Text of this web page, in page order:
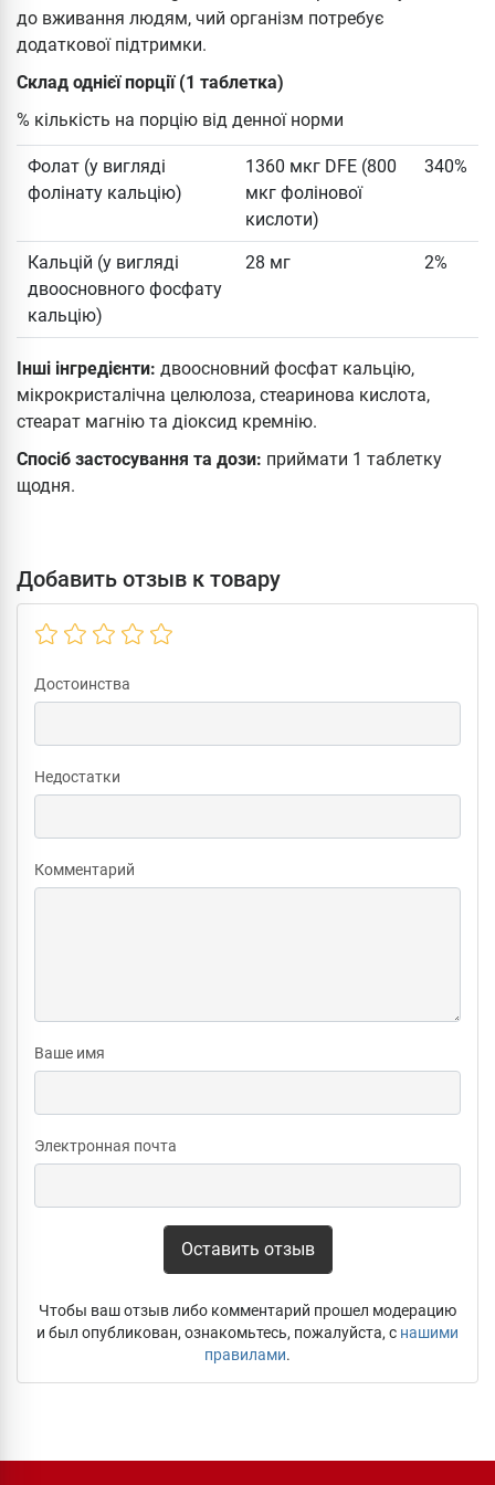
до вживання людям, чий організм потребує
додаткової підтримки.
Склад однієї порції (1 таблетка)
% кількість на порцію від денної норми
Фолат (у вигляді
фолінату кальцію)
1360 мкг DFE (800
мкг фолінової
кислоти)
340%
Кальцій (у вигляді
двоосновного фосфату
кальцію)
28 мг 2%
Інші інгредієнти: двоосновний фосфат кальцію,
мікрокристалічна целюлоза, стеаринова кислота,
стеарат магнію та діоксид кремнію.
Спосіб застосування та дози: приймати 1 таблетку
щодня.
Добавить отзыв к товару
Достоинства
Недостатки
Комментарий
Ваше имя
Электронная почта
Оставить отзыв
Чтобы ваш отзыв либо комментарий прошел модерацию
и был опубликован, ознакомьтесь, пожалуйста, с нашими
правилами.